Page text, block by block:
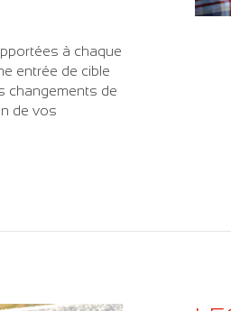
à chaque
entrée de cible
changements de
de vos